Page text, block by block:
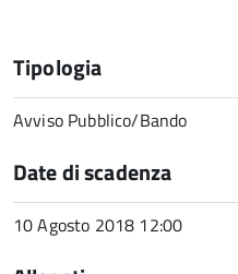
Tipologia
Avviso Pubblico/Bando
Date di scadenza
10 Agosto 2018 12:00